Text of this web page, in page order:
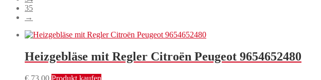
35
→
Heizgebläse mit Regler Citroën Peugeot 9654652480
€ 73,00 Produkt kaufen